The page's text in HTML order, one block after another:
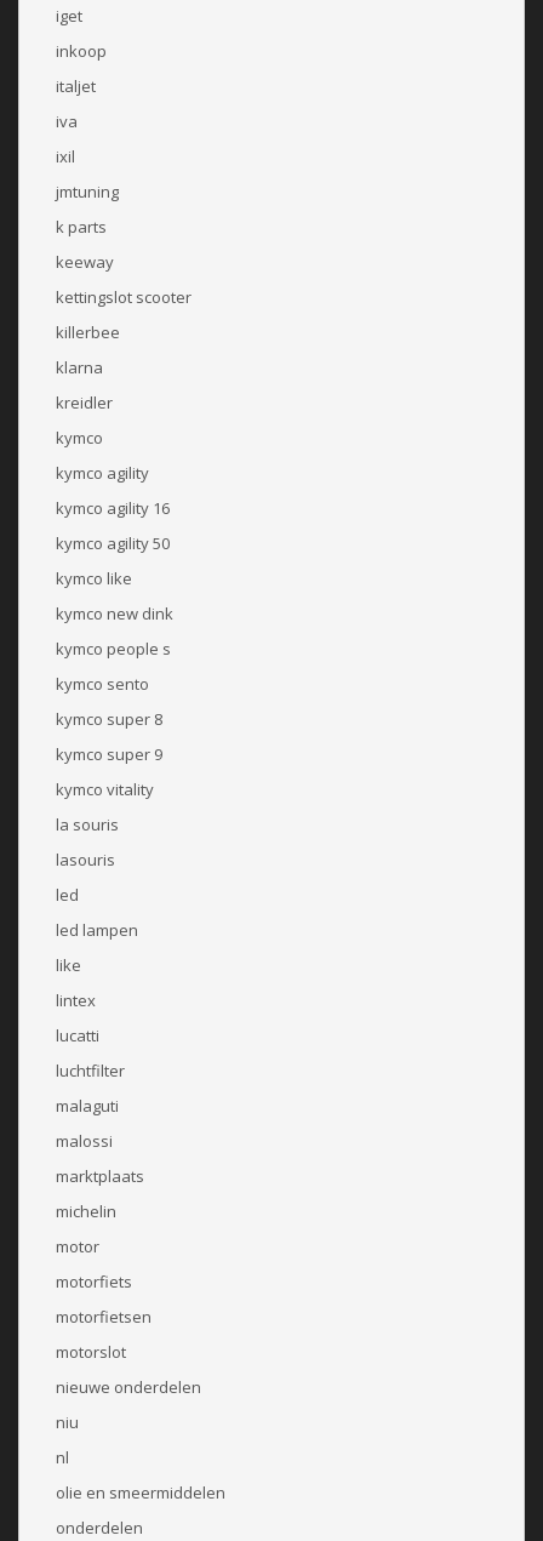
iget
inkoop
italjet
iva
ixil
jmtuning
k parts
keeway
kettingslot scooter
killerbee
klarna
kreidler
kymco
kymco agility
kymco agility 16
kymco agility 50
kymco like
kymco new dink
kymco people s
kymco sento
kymco super 8
kymco super 9
kymco vitality
la souris
lasouris
led
led lampen
like
lintex
lucatti
luchtfilter
malaguti
malossi
marktplaats
michelin
motor
motorfiets
motorfietsen
motorslot
nieuwe onderdelen
niu
nl
olie en smeermiddelen
onderdelen